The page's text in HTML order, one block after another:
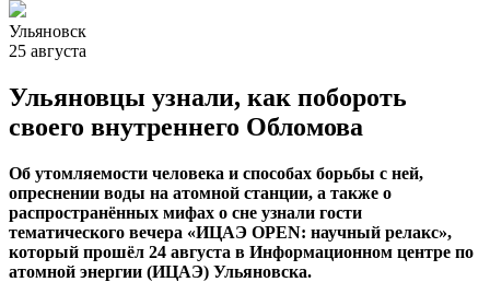
Ульяновск
25 августа
Ульяновцы узнали, как побороть
своего внутреннего Обломова
Об утомляемости человека и способах борьбы с ней,
опреснении воды на атомной станции, а также о
распространённых мифах о сне узнали гости
тематического вечера «ИЦАЭ OPEN: научный релакс»,
который прошёл 24 августа в Информационном центре по
атомной энергии (ИЦАЭ) Ульяновска.